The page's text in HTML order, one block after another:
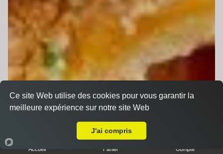
Accueil Panier Compte
Ce site Web utilise des cookies pour vous garantir la
meilleure expérience sur notre site Web
J'ai compris